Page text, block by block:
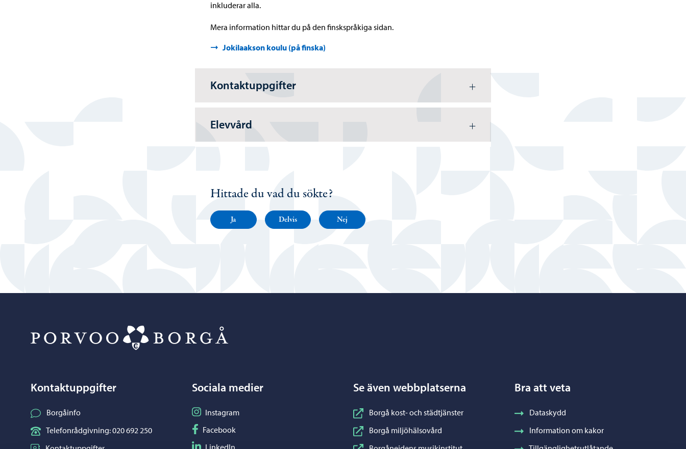
inkluderar alla.
Mera information hittar du på den finskspråkiga sidan.
Jokilaakson koulu (på finska)
Kontaktuppgifter
Elevvård
Hittade du vad du sökte?
Ja Delvis Nej
Kontaktuppgifter
Borgåinfo
Telefonrådgivning: 020 692 250
Sociala medier
Följ på Instagram
Instagram
Följ på Facebook
Facebook
Följ på LinkedIn
LinkedIn
Se även webbplatserna
Borgå kost- och städtjänster
Borgå miljöhälsovård
Bra att veta
Dataskydd
Information om kakor